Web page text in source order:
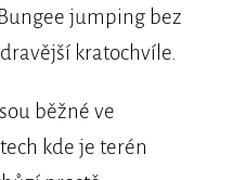
jumping bez
kratochvíle.
běžné ve
kde je terén